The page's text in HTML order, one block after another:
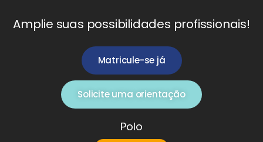
Amplie suas possibilidades profissionais!
Matricule-se já
Solicite uma orientação
Polo